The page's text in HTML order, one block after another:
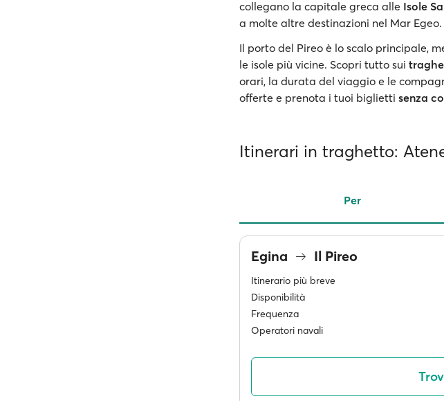
collegano la capitale greca alle Isole
a molte altre destinazioni nel Mar Egeo.
Il porto del Pireo è lo scalo principale,
le isole più vicine. Scopri tutto sui
orari, la durata del viaggio e le
offerte e prenota i tuoi biglietti senza
Itinerari in traghetto:
Per
Egina Il Pireo
Itinerario più breve
Disponibilità
Frequenza
Operatori navali